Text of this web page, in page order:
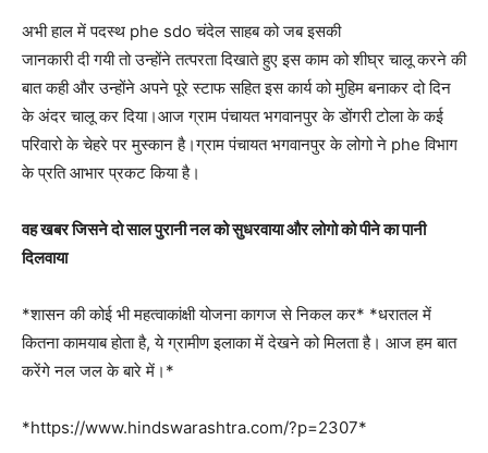
अभी हाल में पदस्थ phe sdo चंदेल साहब को जब इसकी
जानकारी दी गयी तो उन्होंने तत्परता दिखाते हुए इस काम को शीघ्र चालू करने की
बात कही और उन्होंने अपने पूरे स्टाफ सहित इस कार्य को मुहिम बनाकर दो दिन
के अंदर चालू कर दिया।आज ग्राम पंचायत भगवानपुर के डोंगरी टोला के कई
परिवारो के चेहरे पर मुस्कान है।ग्राम पंचायत भगवानपुर के लोगो ने phe विभाग
के प्रति आभार प्रकट किया है।
वह खबर जिसने दो साल पुरानी नल को सुधरवाया और लोगो को पीने का पानी
दिलवाया
*शासन की कोई भी महत्वाकांक्षी योजना कागज से निकल कर* *धरातल में
कितना कामयाब होता है, ये ग्रामीण इलाका में देखने को मिलता है। आज हम बात
करेंगे नल जल के बारे में।*
*https://www.hindswarashtra.com/?p=2307*